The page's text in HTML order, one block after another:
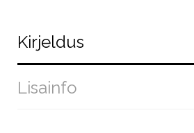
Kirjeldus
Lisainfo